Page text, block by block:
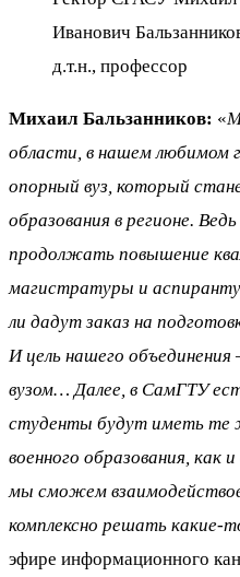
Иванович
д.т.н., профессор
Михаил Бальзанников: «
области, в нашем любимом
опорный вуз, который
образования в регионе.
продолжать повышение
магистратуры и
ли дадут заказ на
И цель нашего
вузом… Далее, в СамГТУ
студенты будут иметь те
военного образования,
мы сможем
комплексно решать какие-
эфире информационного